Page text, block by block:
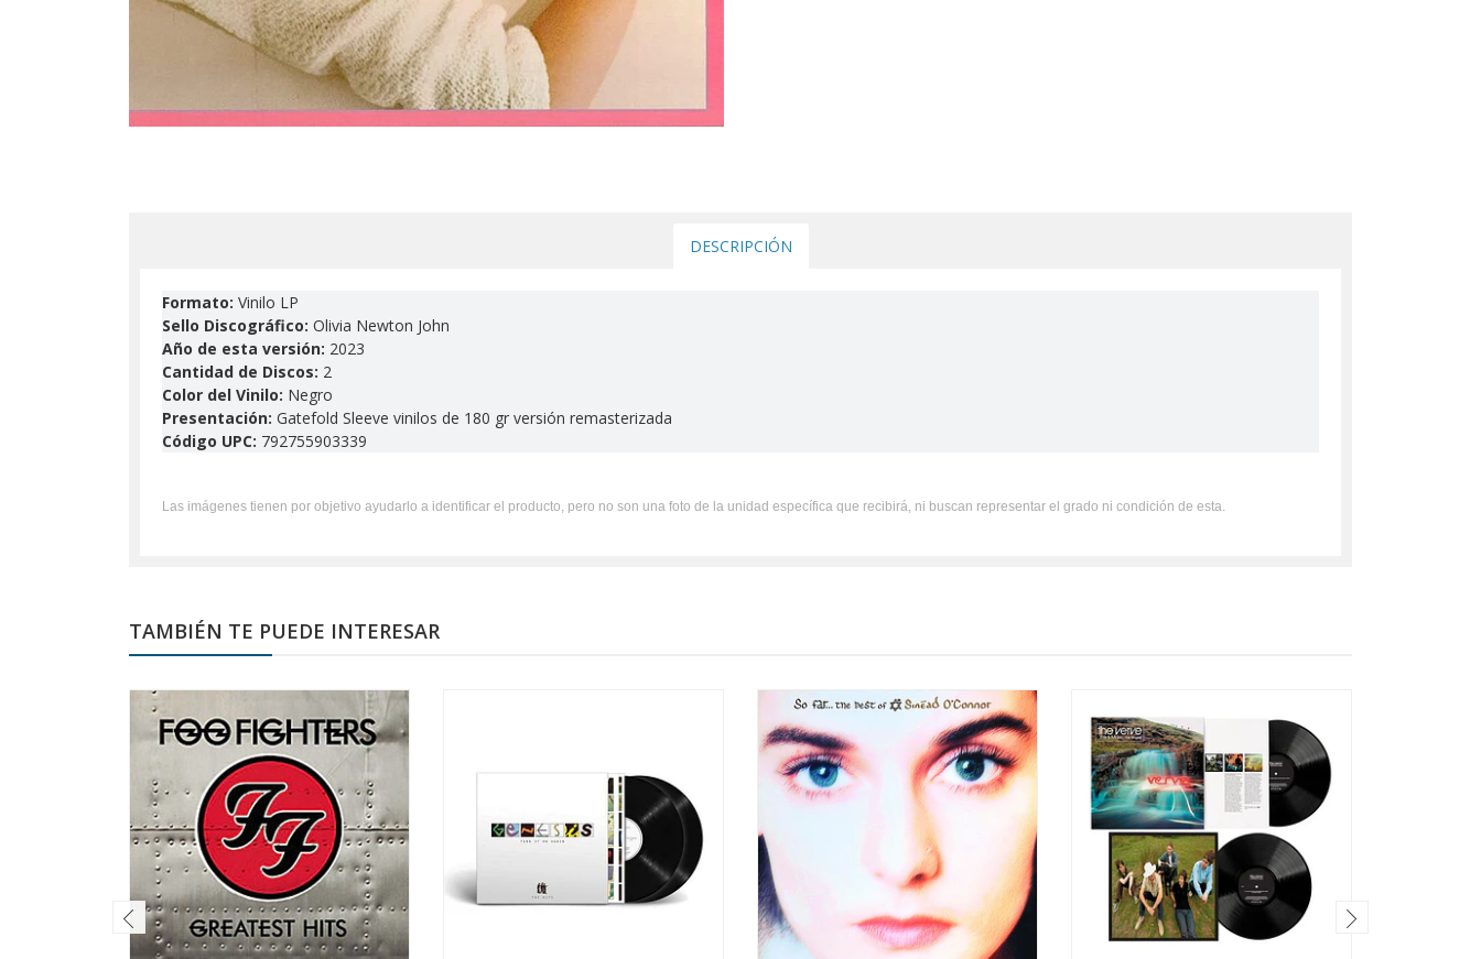
DESCRIPCIÓN
Formato: Vinilo LP
Sello Discográfico: Olivia Newton John
Año de esta versión: 2023
Cantidad de Discos: 2
Color del Vinilo: Negro
Presentación: Gatefold Sleeve vinilos de 180 gr versión remasterizada
Código UPC: 792755903339
Las imágenes tienen por objetivo ayudarlo a identificar el producto, pero no son una foto de la unidad específica que recibirá, ni buscan representar el grado ni condición de esta.
TAMBIÉN TE PUEDE INTERESAR